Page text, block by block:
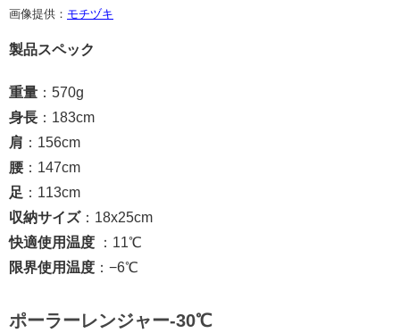
画像提供： モチヅキ
製品スペック
重量 ：570g
身長 ：183cm
肩 ：156cm
腰：147cm
足 ：113cm
収納サイズ：18x25cm
快適使用温度 ：11℃
限界使用温度 ：−6℃
ポーラーレンジャー-30℃